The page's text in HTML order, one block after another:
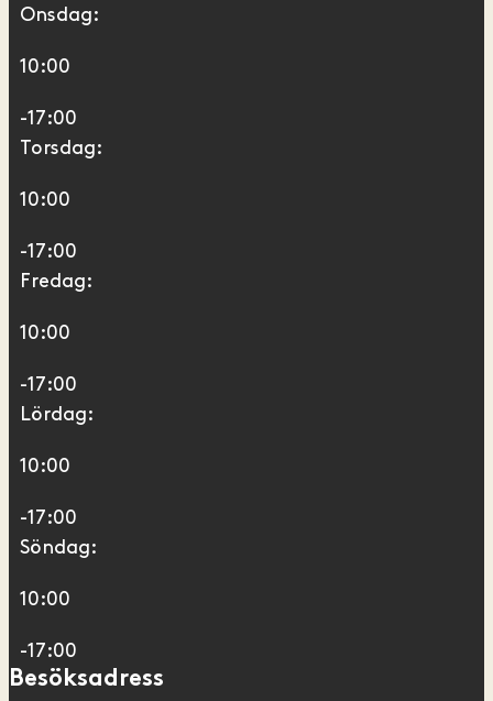
Onsdag:
10:00
-17:00
Torsdag:
10:00
-17:00
Fredag:
10:00
-17:00
Lördag:
10:00
-17:00
Söndag:
10:00
-17:00
Besöksadress